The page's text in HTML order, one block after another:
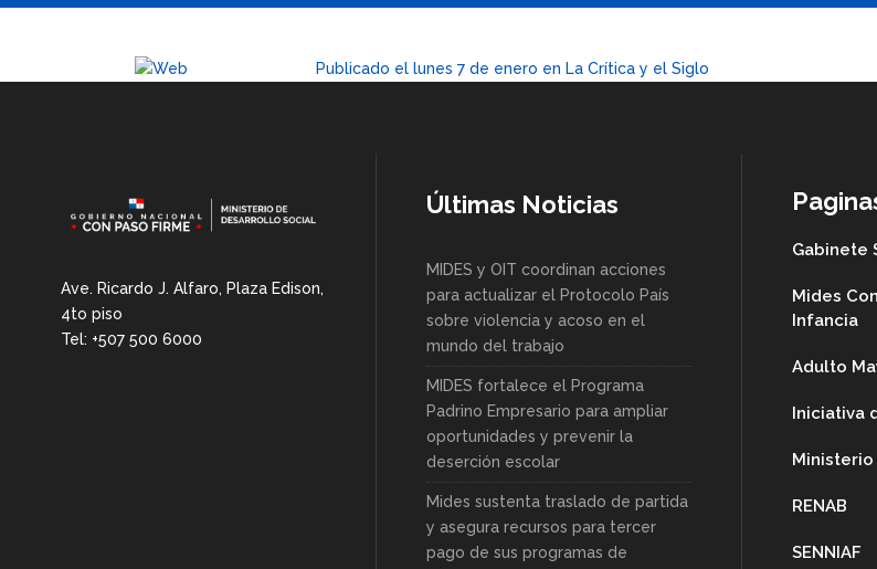
Publicado el lunes 7 de enero en La Crítica y el Siglo
Ave. Ricardo J. Alfaro, Plaza Edison,
4to piso
Tel: +507 500 6000
Últimas Noticias
MIDES y OIT coordinan acciones
para actualizar el Protocolo País
sobre violencia y acoso en el
mundo del trabajo
MIDES fortalece el Programa
Padrino Empresario para ampliar
oportunidades y prevenir la
deserción escolar
Mides sustenta traslado de partida
y asegura recursos para tercer
pago de sus programas de
Gabinete
Mides
Infancia
Adulto
Iniciativa
RENAB
SENNIAF